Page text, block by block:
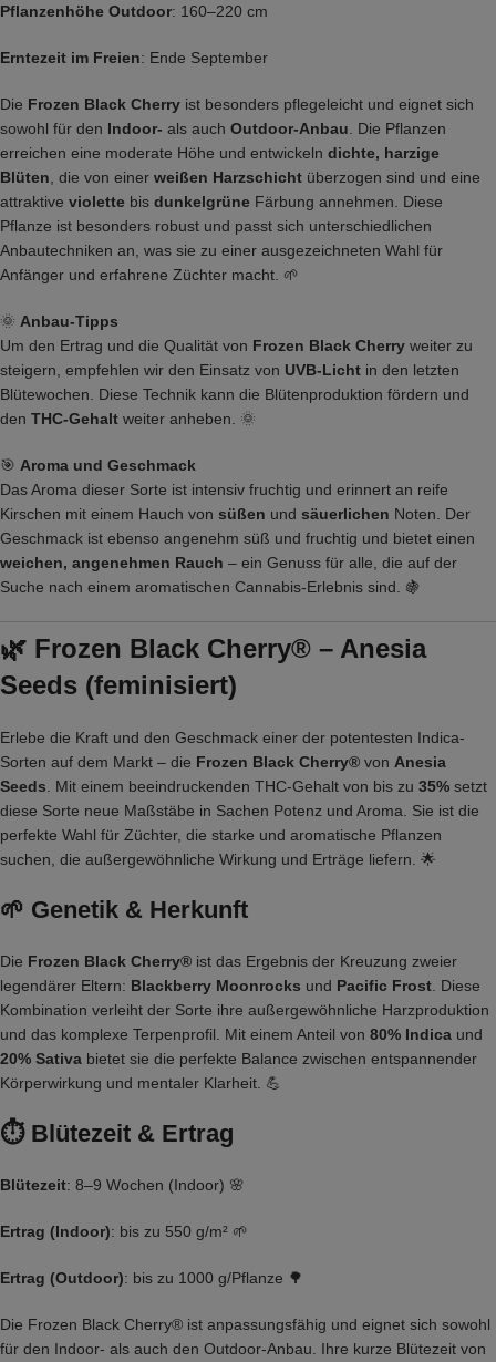
Pflanzenhöhe Outdoor: 160–220 cm
Erntezeit im Freien: Ende September
Die Frozen Black Cherry ist besonders pflegeleicht und eignet sich
sowohl für den Indoor- als auch Outdoor-Anbau. Die Pflanzen
erreichen eine moderate Höhe und entwickeln dichte, harzige
Blüten, die von einer weißen Harzschicht überzogen sind und eine
attraktive violette bis dunkelgrüne Färbung annehmen. Diese
Pflanze ist besonders robust und passt sich unterschiedlichen
Anbautechniken an, was sie zu einer ausgezeichneten Wahl für
Anfänger und erfahrene Züchter macht. 🌱
🌞 Anbau-Tipps
Um den Ertrag und die Qualität von Frozen Black Cherry weiter zu
steigern, empfehlen wir den Einsatz von UVB-Licht in den letzten
Blütewochen. Diese Technik kann die Blütenproduktion fördern und
den THC-Gehalt weiter anheben. 🌞
🎯 Aroma und Geschmack
Das Aroma dieser Sorte ist intensiv fruchtig und erinnert an reife
Kirschen mit einem Hauch von süßen und säuerlichen Noten. Der
Geschmack ist ebenso angenehm süß und fruchtig und bietet einen
weichen, angenehmen Rauch – ein Genuss für alle, die auf der
Suche nach einem aromatischen Cannabis-Erlebnis sind. 🍇
🌿 Frozen Black Cherry® – Anesia
Seeds (feminisiert)
Erlebe die Kraft und den Geschmack einer der potentesten Indica-
Sorten auf dem Markt – die Frozen Black Cherry® von Anesia
Seeds. Mit einem beeindruckenden THC-Gehalt von bis zu 35% setzt
diese Sorte neue Maßstäbe in Sachen Potenz und Aroma. Sie ist die
perfekte Wahl für Züchter, die starke und aromatische Pflanzen
suchen, die außergewöhnliche Wirkung und Erträge liefern. 🌟
🌱 Genetik & Herkunft
Die Frozen Black Cherry® ist das Ergebnis der Kreuzung zweier
legendärer Eltern: Blackberry Moonrocks und Pacific Frost. Diese
Kombination verleiht der Sorte ihre außergewöhnliche Harzproduktion
und das komplexe Terpenprofil. Mit einem Anteil von 80% Indica und
20% Sativa bietet sie die perfekte Balance zwischen entspannender
Körperwirkung und mentaler Klarheit. 💪
⏱ Blütezeit & Ertrag
Blütezeit: 8–9 Wochen (Indoor) 🌸
Ertrag (Indoor): bis zu 550 g/m² 🌱
Ertrag (Outdoor): bis zu 1000 g/Pflanze 🌳
Die Frozen Black Cherry® ist anpassungsfähig und eignet sich sowohl
für den Indoor- als auch den Outdoor-Anbau. Ihre kurze Blütezeit von